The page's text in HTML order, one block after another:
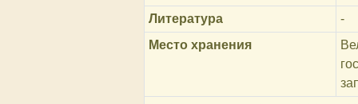
Литература
-
Место хранения